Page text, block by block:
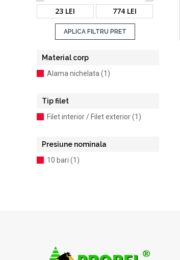
23 LEI 774 LEI
APLICA FILTRU PRET
Material corp
Alama nichelata (1)
Tip filet
Filet interior / Filet exterior (1)
Presiune nominala
10 bari (1)